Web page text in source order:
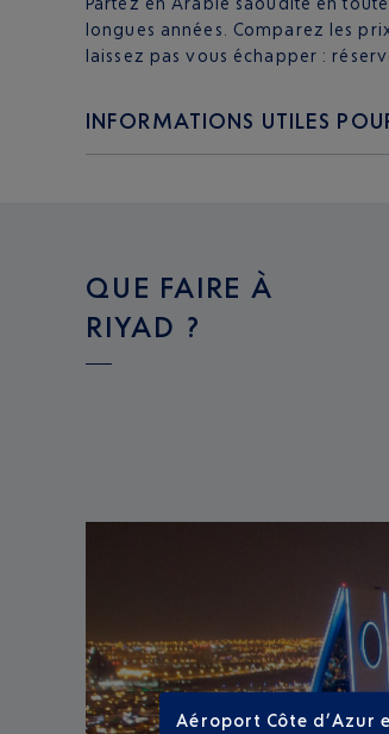
longues années. Comparez les
laissez pas vous échapper :
INFORMATIONS UTILES
QUE FAIRE À
RIYAD ?
Aéroport Côte d’Azur